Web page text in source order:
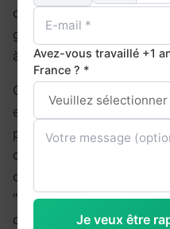
catégorie musicale.
genres vous aidera à
à comprendre les
Certains genres portent
en anglais :
présentent des
classique se dit
qui signifierait "musique
"intemporelle"). La
d'équivalent direct en
Avez-vous travaillé +1
France ? *
Je veux être